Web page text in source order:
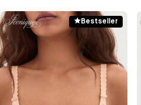
Bestseller